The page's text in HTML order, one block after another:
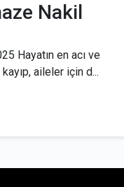
Nakil
Hayatın en acı ve
aileler için d...